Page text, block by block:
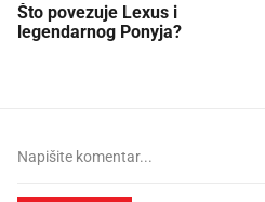
Što povezuje Lexus i
legendarnog Ponyja?